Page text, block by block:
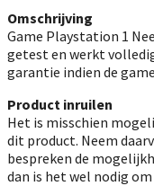
Omschrijving
Game Playstation 1
getest en werkt
garantie indien de
Product inruilen
Het is misschien
dit product. Neem
bespreken de
dan is het wel nodig